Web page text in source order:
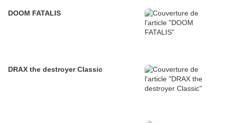
DOOM FATALIS
DRAX the destroyer Classic